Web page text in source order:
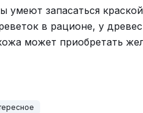
умеют запасаться
в рационе, у
может приобретать